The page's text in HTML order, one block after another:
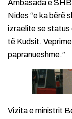
Ambasada e
Nides “e ka bërë
izraelite se status
të Kudsit.
papranueshme.”
Vizita e ministrit